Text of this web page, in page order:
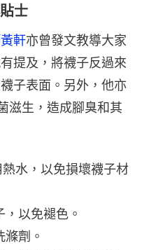
士
軒亦曾發文教導大家
提及，將襪子反過來
子表面。另外，他亦
滋生，造成腳臭和其
水，以免損壞襪子材
以免褪色。
劑。